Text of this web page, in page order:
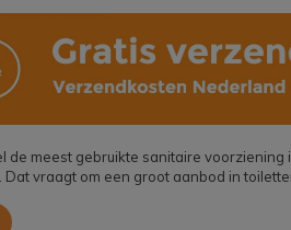
de meest gebruikte sanitaire
vraagt om een groot aanbod in